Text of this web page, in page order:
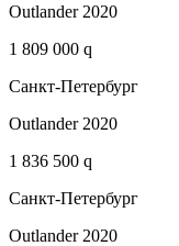
Outlander 2020
1 809 000 q
Санкт-Петербург
Outlander 2020
1 836 500 q
Санкт-Петербург
Outlander 2020